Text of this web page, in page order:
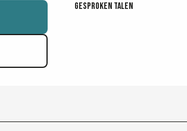
Gesproken talen
Gesproken talen